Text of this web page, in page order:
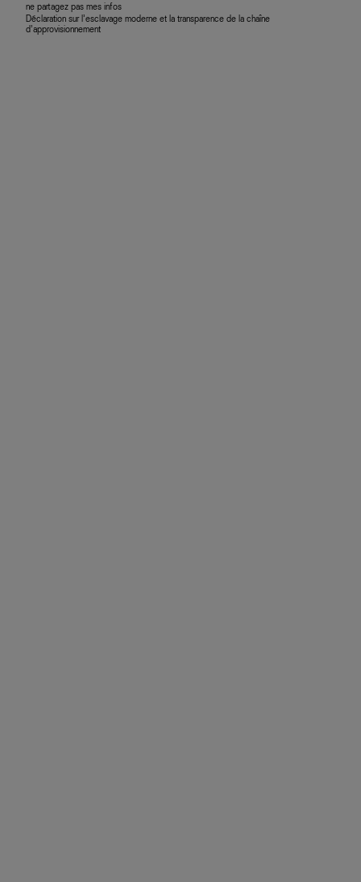
ne partagez pas mes infos
Déclaration sur l’esclavage moderne et la transparence de la chaîne
d’approvisionnement